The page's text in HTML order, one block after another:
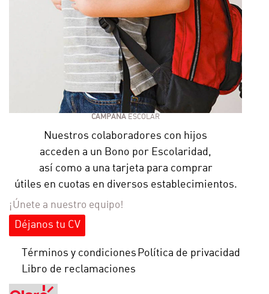
CAMPAÑA ESCOLAR
Nuestros colaboradores con hijos
acceden a un Bono por Escolaridad,
así como a una tarjeta para comprar
útiles en cuotas en diversos establecimientos.
¡Únete a nuestro equipo!
Déjanos tu CV
Términos y condiciones Política de privacidad
Libro de reclamaciones